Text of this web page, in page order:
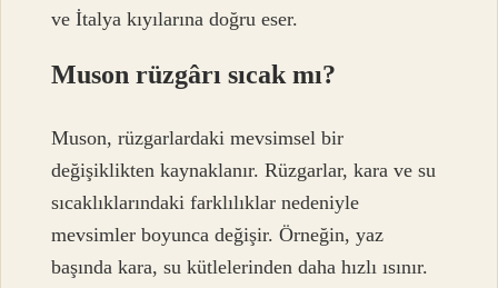
ve İtalya kıyılarına doğru eser.
Muson rüzgârı sıcak mı?
Muson, rüzgarlardaki mevsimsel bir
değişiklikten kaynaklanır. Rüzgarlar, kara ve su
sıcaklıklarındaki farklılıklar nedeniyle
mevsimler boyunca değişir. Örneğin, yaz
başında kara, su kütlelerinden daha hızlı ısınır.